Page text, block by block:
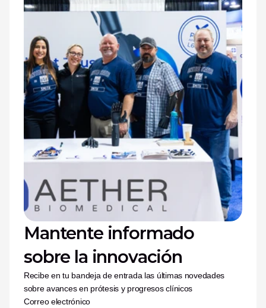
Mantente informado
sobre la innovación
Recibe en tu bandeja de entrada las últimas novedades
sobre avances en prótesis y progresos clínicos
Correo electrónico